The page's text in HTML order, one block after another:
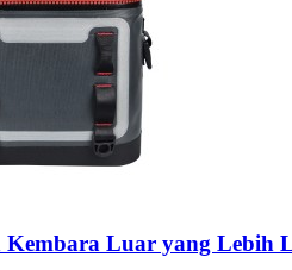
Kembara Luar yang Lebih